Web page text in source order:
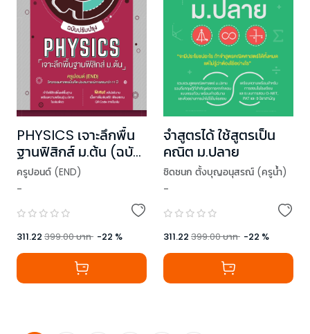
PHYSICS เจาะลึกพื้น
ฐานฟิสิกส์ ม.ต้น (ฉบับ
ปรับปรุง)
ครูปอนด์ (END)
-
311.22 399.00บาท -22 %
จำสูตรได้ ใช้สูตรเป็น
คณิต ม.ปลาย
ชิดชนก ตั้งบุญอนุสรณ์ (ครูน้ำ)
-
311.22 399.00บาท -22 %